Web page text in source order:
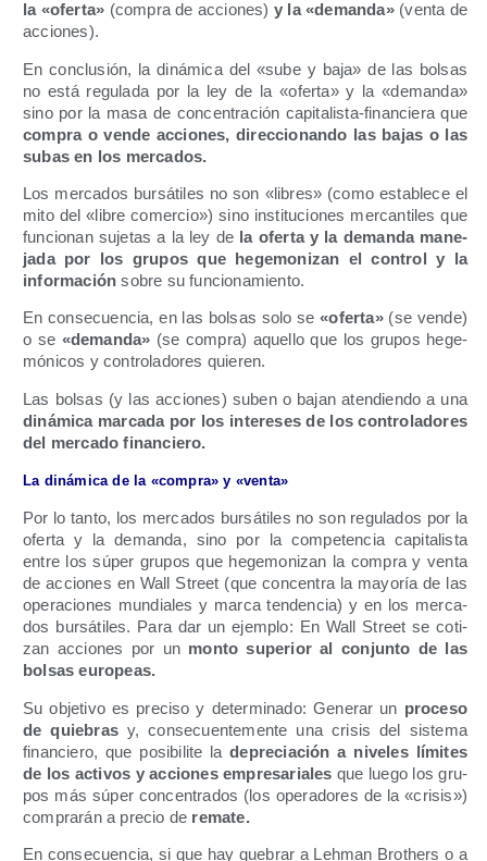
la «ofer­ta» (com­pra de accio­nes) y la «deman­da»(ven­ta de
acciones).
En con­clu­sión, la diná­mi­ca del «sube y baja» de las bol­sas
no está regu­la­da por la ley de la «ofer­ta» y la «deman­da»
sino por la masa de con­cen­tra­ción capi­ta­lis­ta-finan­cie­ra que
com­pra o ven­de accio­nes, direc­cio­nan­do las bajas o las
subas en los mercados.
Los mer­ca­dos bur­sá­ti­les no son «libres» (como esta­ble­ce el
mito del «libre comer­cio») sino ins­ti­tu­cio­nes mer­can­ti­les que
fun­cio­nan suje­tas a la ley de la ofer­ta y la deman­da mane­
ja­da por los gru­pos que hege­mo­ni­zan el con­trol y la
infor­ma­ción sobre su funcionamiento.
En con­se­cuen­cia, en las bol­sas solo se«ofer­ta»(se ven­de)
o se «deman­da» (se com­pra) aque­llo que los gru­pos hege­
mó­ni­cos y con­tro­la­do­res quieren.
Las bol­sas (y las accio­nes) suben o bajan aten­dien­do a una
diná­mi­ca mar­ca­da por los intere­ses de los con­tro­la­do­res
del mer­ca­do financiero.
La diná­mi­ca de la «com­pra» y «ven­ta»
Por lo tan­to, los mer­ca­dos bur­sá­ti­les no son regu­la­dos por la
ofer­ta y la deman­da, sino por la com­pe­ten­cia capi­ta­lis­ta
entre los súper gru­pos que hege­mo­ni­zan la com­pra y ven­ta
de accio­nes en Wall Street (que con­cen­tra la mayo­ría de las
ope­ra­cio­nes mun­dia­les y mar­ca ten­den­cia) y en los mer­ca­
dos bur­sá­ti­les. Para dar un ejem­plo: En Wall Street se coti­
zan accio­nes por unmon­to supe­rior al con­jun­to de las
bol­sas europeas.
Su obje­ti­vo es pre­ci­so y deter­mi­na­do: Gene­rar un pro­ce­so
de quie­brasy, con­se­cuen­te­men­te una cri­sis del sis­te­ma
finan­cie­ro, que posi­bi­li­te ladepre­cia­ción a nive­les lími­tes
de los acti­vos y accio­nes empre­sa­ria­les que lue­go los gru­
pos más súper con­cen­tra­dos (los ope­ra­do­res de la «cri­sis»)
com­pra­rán a pre­cio de rema­te.
En con­se­cuen­cia, si que hay que­brar a Leh­man Brothers o a